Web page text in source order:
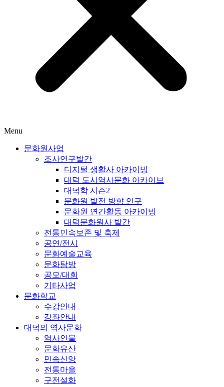
Menu
문화원사업
조사연구발간
디지털 생활사 아카이빙
대덕 도시역사문화 아카이브
대덕학 시즌2
문화원 발전 방향 연구
문화원 연간활동 아카이빙
대덕문화원사 발간
전통민속보존 및 축제
공연/전시
문화예술교육
문화탐방
공모/대회
기타사업
문화학교
수강안내
강좌안내
대덕의 역사문화
역사인물
문화유산
민속신앙
전통마을
구전설화